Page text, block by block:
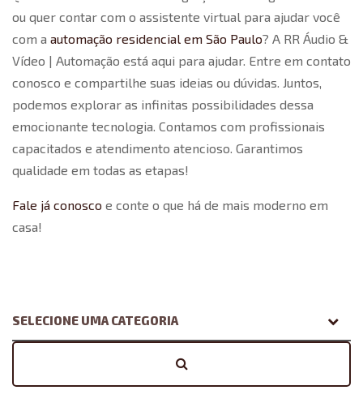
ou quer contar com o assistente virtual para ajudar você
com a automação residencial em São Paulo? A RR Áudio &
Vídeo | Automação está aqui para ajudar. Entre em contato
conosco e compartilhe suas ideias ou dúvidas. Juntos,
podemos explorar as infinitas possibilidades dessa
emocionante tecnologia. Contamos com profissionais
capacitados e atendimento atencioso. Garantimos
qualidade em todas as etapas!
Fale já conosco e conte o que há de mais moderno em
casa!